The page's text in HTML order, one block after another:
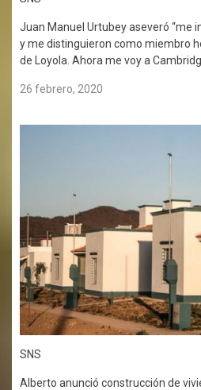
Juan Manuel Urtubey aseveró “me
y me distinguieron como miembro
de Loyola. Ahora me voy a
26 febrero, 2020
SNS
Alberto anunció construcción de